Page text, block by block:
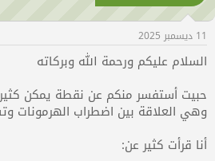
11 ديسمبر 2025
السلام عليكم ورحمة الله وبركاته
حبيت أستفسر منكم عن نقطة يمكن كثير
وهي العلاقة بين اضطراب الهرمونات
أنا قرأت كثير عن: